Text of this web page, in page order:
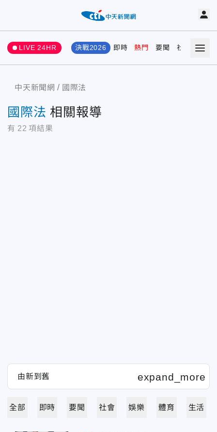
LIVE 24HR 決戰2026 即時 熱門 要聞 社會 娛樂
中天新聞網 國際法
國際法 相關報導
有 22 項結果
全部 即時 要聞 社會 娛樂 體育 生活